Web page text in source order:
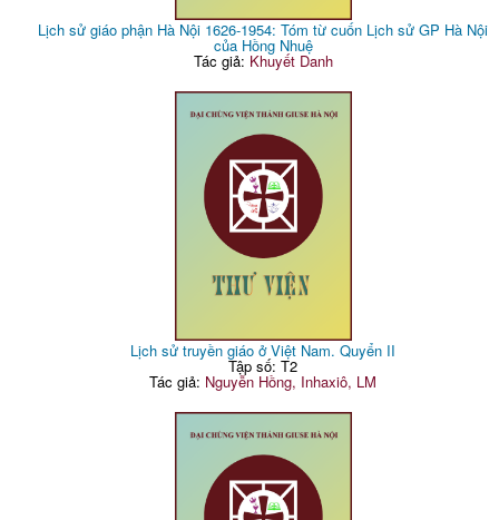
Lịch sử giáo phận Hà Nội 1626-1954: Tóm từ cuốn Lịch sử GP Hà Nội
của Hồng Nhuệ
Tác giả: Khuyết Danh
Lịch sử truyền giáo ở Việt Nam. Quyển II
Tập số: T2
Tác giả: Nguyễn Hồng, Inhaxiô, LM